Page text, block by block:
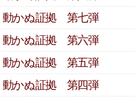
動かぬ証拠 第七弾
動かぬ証拠 第六弾
動かぬ証拠 第五弾
動かぬ証拠 第四弾